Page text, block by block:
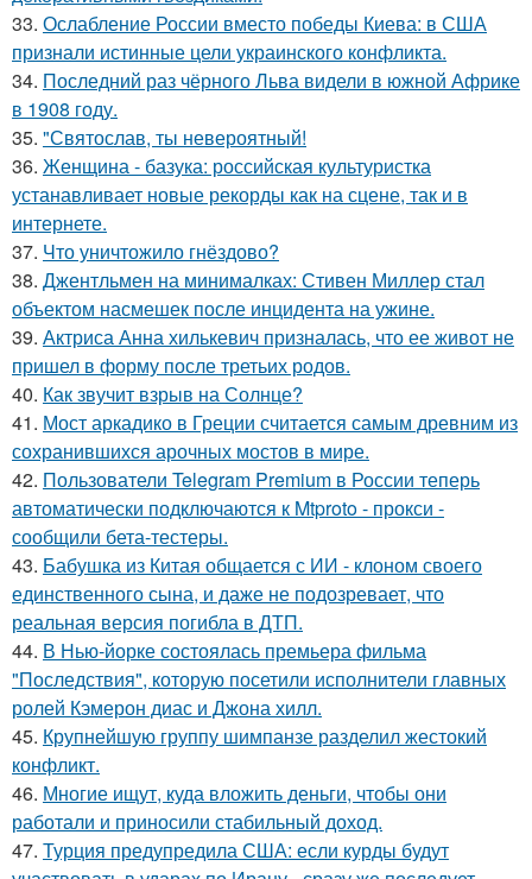
33. Ослабление России вместо победы Киева: в США
признали истинные цели украинского конфликта.
34. Последний раз чёрного Льва видели в южной Африке
в 1908 году.
35. "Святослав, ты невероятный!
36. Женщина - базука: российская культуристка
устанавливает новые рекорды как на сцене, так и в
интернете.
37. Что уничтожило гнёздово?
38. Джентльмен на минималках: Стивен Миллер стал
объектом насмешек после инцидента на ужине.
39. Актриса Анна хилькевич призналась, что ее живот не
пришел в форму после третьих родов.
40. Как звучит взрыв на Солнце?
41. Мост аркадико в Греции считается самым древним из
сохранившихся арочных мостов в мире.
42. Пользователи Telegram Premium в России теперь
автоматически подключаются к Mtproto - прокси -
сообщили бета-тестеры.
43. Бабушка из Китая общается с ИИ - клоном своего
единственного сына, и даже не подозревает, что
реальная версия погибла в ДТП.
44. В Нью-йорке состоялась премьера фильма
"Последствия", которую посетили исполнители главных
ролей Кэмерон диас и Джона хилл.
45. Крупнейшую группу шимпанзе разделил жестокий
конфликт.
46. Многие ищут, куда вложить деньги, чтобы они
работали и приносили стабильный доход.
47. Турция предупредила США: если курды будут